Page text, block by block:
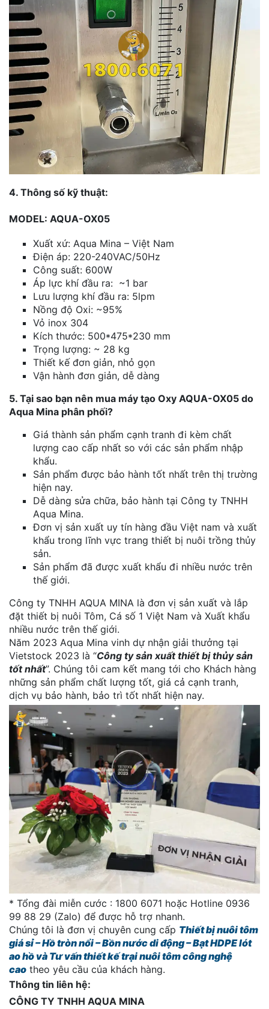
4. Thông số kỹ thuật:
MODEL: AQUA-OX05
Xuất xứ: Aqua Mina – Việt Nam
Điện áp: 220-240VAC/50Hz
Công suất: 600W
Áp lực khí đầu ra: ~1 bar
Lưu lượng khí đầu ra: 5lpm
Nồng độ Oxi: ~95%
Vỏ inox 304
Kích thước: 500*475*230 mm
Trọng lượng: ~ 28 kg
Thiết kế đơn giản, nhỏ gọn
Vận hành đơn giản, dễ dàng
5. Tại sao bạn nên mua máy tạo Oxy AQUA-OX05 do
Aqua Mina phân phối?
Giá thành sản phẩm cạnh tranh đi kèm chất
lượng cao cấp nhất so với các sản phẩm nhập
khẩu.
Sản phẩm được bảo hành tốt nhất trên thị trường
hiện nay.
Dễ dàng sửa chữa, bảo hành tại Công ty TNHH
Aqua Mina.
Đơn vị sản xuất uy tín hàng đầu Việt nam và xuất
khẩu trong lĩnh vực trang thiết bị nuôi trồng thủy
sản.
Sản phẩm đã được xuất khẩu đi nhiều nước trên
thế giới.
Công ty TNHH AQUA MINA là đơn vị sản xuất và lắp
đặt thiết bị nuôi Tôm, Cá số 1 Việt Nam và Xuất khẩu
nhiều nước trên thế giới.
Năm 2023 Aqua Mina vinh dự nhận giải thưởng tại
Vietstock 2023 là “Công ty sản xuất thiết bị thủy sản
tốt nhất”. Chúng tôi cam kết mang tới cho Khách hàng
những sản phẩm chất lượng tốt, giá cả cạnh tranh,
dịch vụ bảo hành, bảo trì tốt nhất hiện nay.
* Tổng đài miễn cước : 1800 6071 hoặc Hotline 0936
99 88 29 (Zalo) để được hỗ trợ nhanh.
Chúng tôi là đơn vị chuyên cung cấp Thiết bị nuôi tôm
giá sỉ – Hồ tròn nổi – Bồn nước di động – Bạt HDPE lót
ao hồ và Tư vấn thiết kế trại nuôi tôm công nghệ
cao theo yêu cầu của khách hàng.
Thông tin liên hệ:
CÔNG TY TNHH AQUA MINA